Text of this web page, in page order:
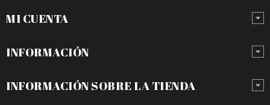
MI CUENTA
INFORMACIÓN
INFORMACIÓN SOBRE LA TIENDA